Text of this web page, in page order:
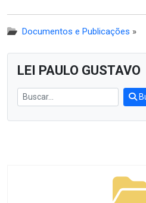
Documentos e Publicações »
LEI PAULO GUSTAVO